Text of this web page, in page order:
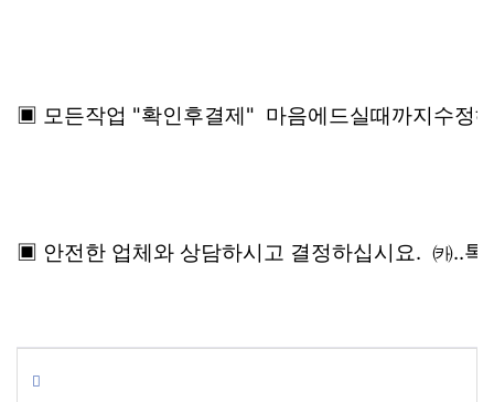
▣ 모든작업 "확인후결제" 마음에드실때까지수정
▣ 안전한 업체와 상담하시고 결정하십시요. ㈘..